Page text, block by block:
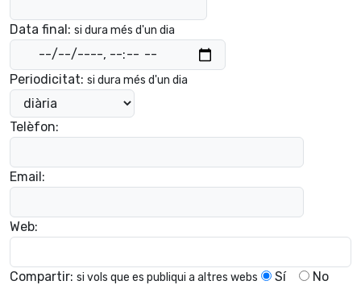
Data final: si dura més d'un dia
Periodicitat: si dura més d'un dia
Telèfon:
Email:
Web:
Compartir: si vols que es publiqui a altres webs Sí No